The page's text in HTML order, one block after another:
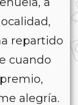
repartido
cuando
alegría.